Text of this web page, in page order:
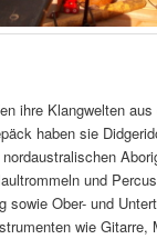
ihre Klangwelten
haben sie
und
sowie Ober- und
wie Gitarre,